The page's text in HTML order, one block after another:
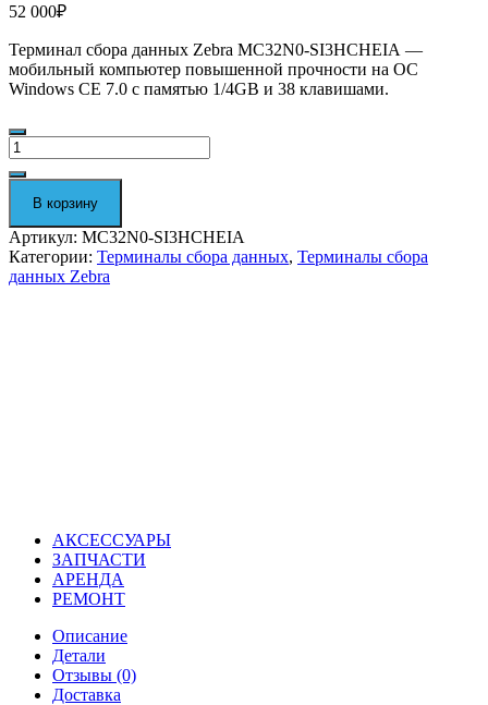
52 000₽
Терминал сбора данных Zebra MC32N0-SI3HCHEIA —
мобильный компьютер повышенной прочности на ОС
Windows CE 7.0 с памятью 1/4GB и 38 клавишами.
Количество
Терминал
сбора
данных
Zebra
MC32N0-
SI3HCHEIA
В корзину
Артикул: MC32N0-SI3HCHEIA
Категории: Терминалы сбора данных, Терминалы сбора
данных Zebra
АКСЕССУАРЫ
ЗАПЧАСТИ
АРЕНДА
РЕМОНТ
Описание
Детали
Отзывы (0)
Доставка